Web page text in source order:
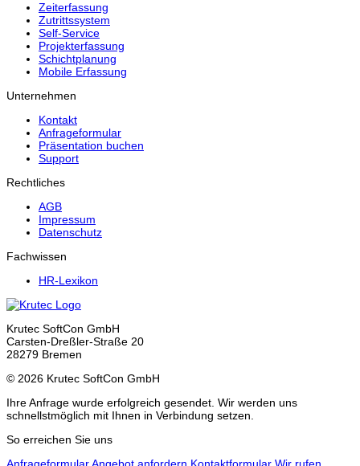
Zeiterfassung
Zutrittssystem
Self-Service
Projekterfassung
Schichtplanung
Mobile Erfassung
Unternehmen
Kontakt
Anfrageformular
Präsentation buchen
Support
Rechtliches
AGB
Impressum
Datenschutz
Fachwissen
HR-Lexikon
Krutec SoftCon GmbH
Carsten-Dreßler-Straße 20
28279 Bremen
© 2026 Krutec SoftCon GmbH
Ihre Anfrage wurde erfolgreich gesendet. Wir werden uns
schnellstmöglich mit Ihnen in Verbindung setzen.
So erreichen Sie uns